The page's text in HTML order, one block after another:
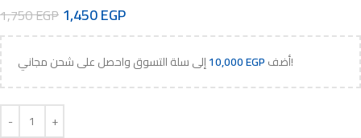
1,750EGP 1,450EGP
أضف 10,000EGP إلى سلة التسوق واحصل على شحن مجاني!